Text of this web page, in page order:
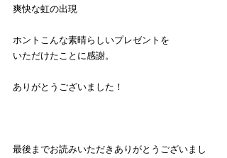
爽快な虹の出現
ホントこんな素晴らしいプレゼントを
いただけたことに感謝。
ありがとうございました！
最後までお読みいただきありがとうございまし